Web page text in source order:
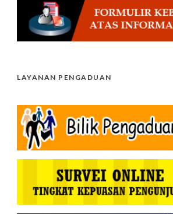
LAYANAN PENGADUAN